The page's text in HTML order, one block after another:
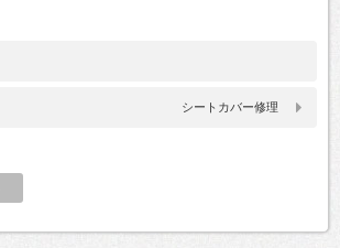
シートカバー修理